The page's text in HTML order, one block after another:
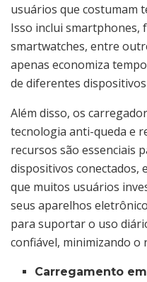
usuários que costumam
Isso inclui smartphones,
smartwatches, entre
apenas economiza
de diferentes
Além disso, os
tecnologia anti-queda e
recursos são essenciais
dispositivos conectados,
que muitos usuários
seus aparelhos
para suportar o uso
confiável, minimizando o
Carregamento